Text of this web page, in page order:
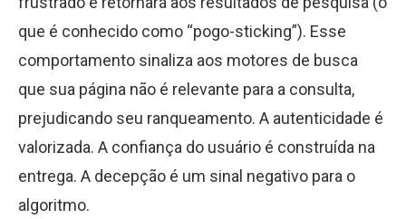
que é conhecido como “pogo-sticking”). Esse
comportamento sinaliza aos motores de busca
que sua página não é relevante para a consulta,
prejudicando seu ranqueamento. A autenticidade é
valorizada. A confiança do usuário é construída na
entrega. A decepção é um sinal negativo para o
algoritmo.